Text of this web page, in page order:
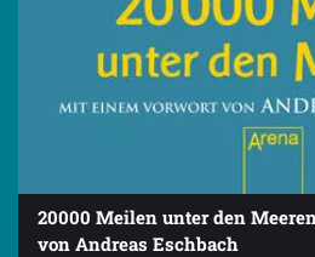
20000 Meilen unter den
von Andreas Eschbach